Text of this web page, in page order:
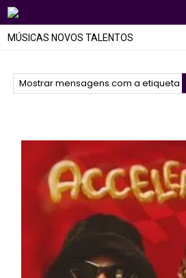
MÚSICAS NOVOS TALENTOS
Mostrar mensagens com a etiqueta